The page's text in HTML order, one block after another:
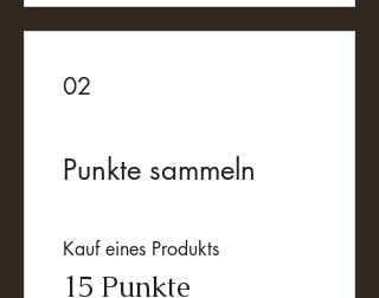
02
Punkte sammeln
Kauf eines Produkts
15 Punkte